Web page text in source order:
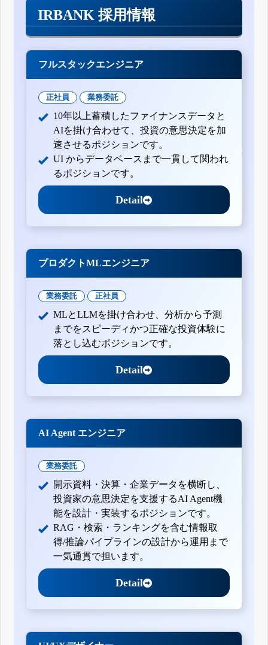
IRBANK 採用情報
フルスタックエンジニア
正社員 業務委託
10年以上蓄積したファイナンスデータと
AIを掛け合わせて、投資の意思決定を加
速させるポジションです。
UI からデータベースまで一貫して関われ
るポジションです。
Detail
プロダクトMLエンジニア
業務委託 正社員
MLとLLMを掛け合わせ、分析から予測
までをスピーディかつ正確な投資体験に
落とし込むポジションです。
Detail
AI Agent エンジニア
業務委託
開示資料・決算・企業データを横断し、
投資家の意思決定を支援するAI Agent機
能を設計・実装するポジションです。
RAG・検索・ランキングを含む情報取
得/推論パイプラインの設計から運用まで
一気通貫で担います。
Detail